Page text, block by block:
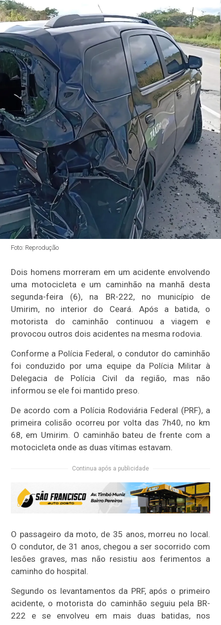
Foto: Reprodução
Dois homens morreram em um acidente envolvendo
uma motocicleta e um caminhão na manhã desta
segunda-feira (6), na BR-222, no município de
Umirim, no interior do Ceará. Após a batida, o
motorista do caminhão continuou a viagem e
provocou outros dois acidentes na mesma rodovia.
Conforme a Polícia Federal, o condutor do caminhão
foi conduzido por uma equipe da Polícia Militar à
Delegacia de Polícia Civil da região, mas não
informou se ele foi mantido preso.
De acordo com a Polícia Rodoviária Federal (PRF), a
primeira colisão ocorreu por volta das 7h40, no km
68, em Umirim. O caminhão bateu de frente com a
motocicleta onde as duas vítimas estavam.
Continua após a publicidade
O passageiro da moto, de 35 anos, morreu no local.
O condutor, de 31 anos, chegou a ser socorrido com
lesões graves, mas não resistiu aos ferimentos a
caminho do hospital.
Segundo os levantamentos da PRF, após o primeiro
acidente, o motorista do caminhão seguiu pela BR-
222 e se envolveu em mais duas batidas, nos